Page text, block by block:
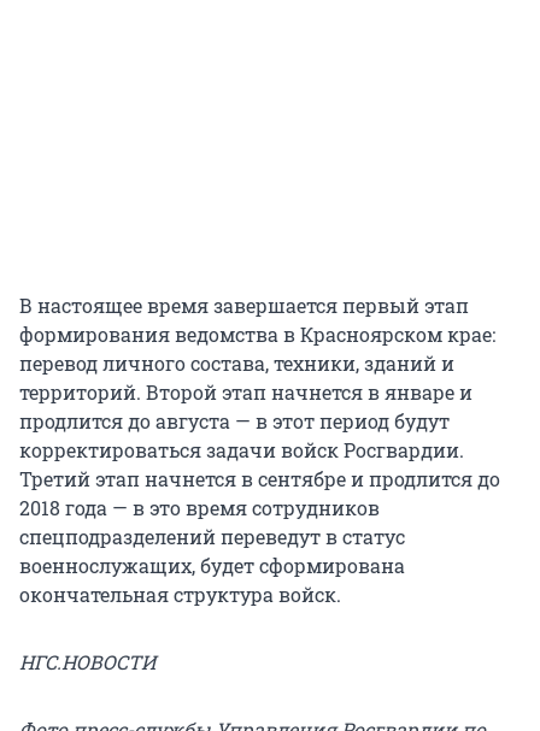
В настоящее время завершается первый этап
формирования ведомства в Красноярском крае:
перевод личного состава, техники, зданий и
территорий. Второй этап начнется в январе и
продлится до августа — в этот период будут
корректироваться задачи войск Росгвардии.
Третий этап начнется в сентябре и продлится до
2018 года — в это время сотрудников
спецподразделений переведут в статус
военнослужащих, будет сформирована
окончательная структура войск.
НГС.НОВОСТИ